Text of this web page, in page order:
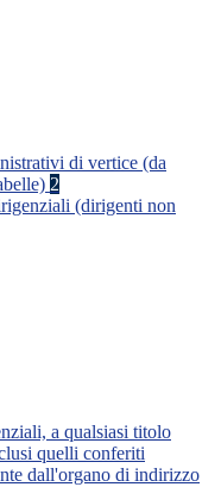
di vertice (da
2
(dirigenti non
a qualsiasi titolo
quelli conferiti
dall'organo di indirizzo